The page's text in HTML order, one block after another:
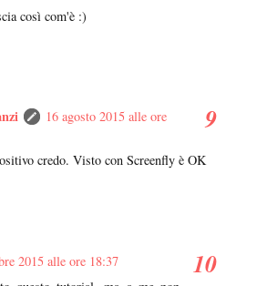
così com'è :)
16 agosto 2015 alle ore
credo. Visto con Screenfly è OK
2015 alle ore 18:37